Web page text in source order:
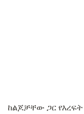
ከልጆቻቸው ጋር